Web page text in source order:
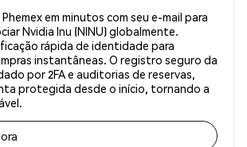
em minutos com seu e-mail para
Nvidia Inu (NINU) globalmente.
rápida de identidade para
instantâneas. O registro seguro da
por 2FA e auditorias de reservas,
protegida desde o início, tornando a